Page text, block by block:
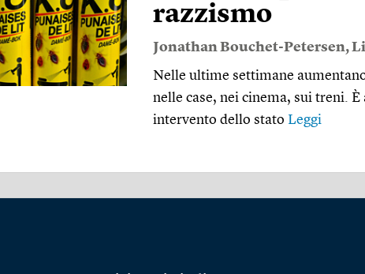
razzismo
Jonathan Bouchet-Petersen,
Nelle ultime settimane
nelle case, nei cinema, sui treni.
intervento dello stato Leggi